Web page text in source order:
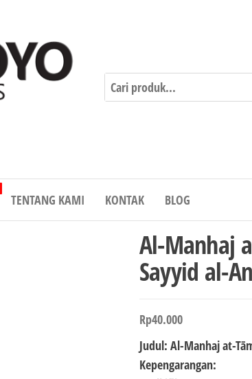
TENTANG KAMI KONTAK BLOG
Al-Manhaj
Sayyid al-
Rp40.000
Judul: Al-Manhaj at-
Kepengarangan: